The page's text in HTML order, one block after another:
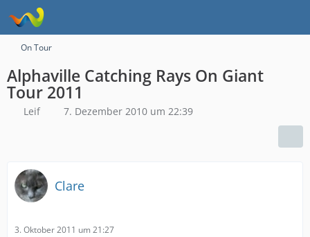
On Tour
Alphaville Catching Rays On Giant
Tour 2011
Leif 7. Dezember 2010 um 22:39
Clare
3. Oktober 2011 um 21:27